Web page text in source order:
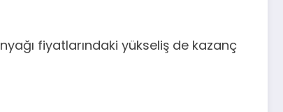
fiyatlarındaki yükseliş de kazanç